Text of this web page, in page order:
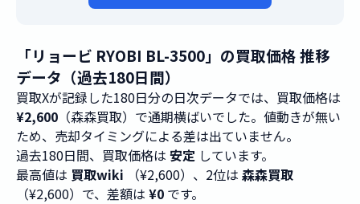
「リョービ RYOBI BL-3500」の買取価格 推移
データ（過去180日間）
買取Xが記録した180日分の日次データでは、買取価格は
¥2,600 （森森買取）で通期横ばいでした。値動きが無い
ため、売却タイミングによる差は出ていません。
過去180日間、買取価格は 安定 しています。
最高値は 買取wiki （¥2,600）、2位は 森森買取
（¥2,600）で、差額は ¥0 です。